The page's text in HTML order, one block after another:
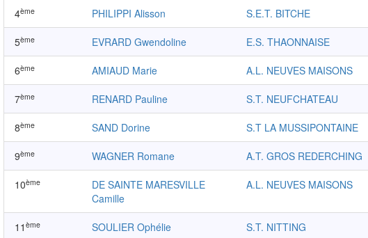
4ème PHILIPPI Alisson S.E.T. BITCHE
5ème EVRARD Gwendoline E.S. THAONNAISE
6ème AMIAUD Marie A.L. NEUVES MAISONS
7ème RENARD Pauline S.T. NEUFCHATEAU
8ème SAND Dorine S.T LA MUSSIPONTAINE
9ème WAGNER Romane A.T. GROS REDERCHING
10ème
DE SAINTE MARESVILLE
Camille
A.L. NEUVES MAISONS
11 ème SOULIER Ophélie S.T. NITTING